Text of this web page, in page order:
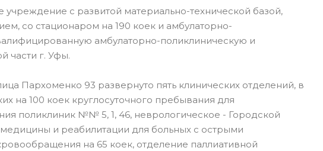
с развитой мате­риально-технической базой,
со стационаром на 190 коек и амбулаторно-
амбулаторно-поликлиническую и
части г. Уфы.
Пархоменко 93 развернуто пять клинических отделений, в
на 100 коек круглосуточного пребывания для
поликлиник №№ 5, 1, 46, неврологическое - Городской
и реабилитации для больных с острыми
на 65 коек, отделение паллиативной